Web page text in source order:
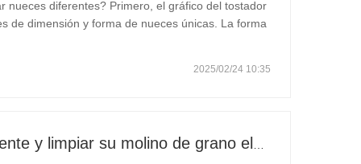
nueces diferentes? Primero, el gráfico del tostador
de dimensión y forma de nueces únicas. La forma
2025/02/24 10:35